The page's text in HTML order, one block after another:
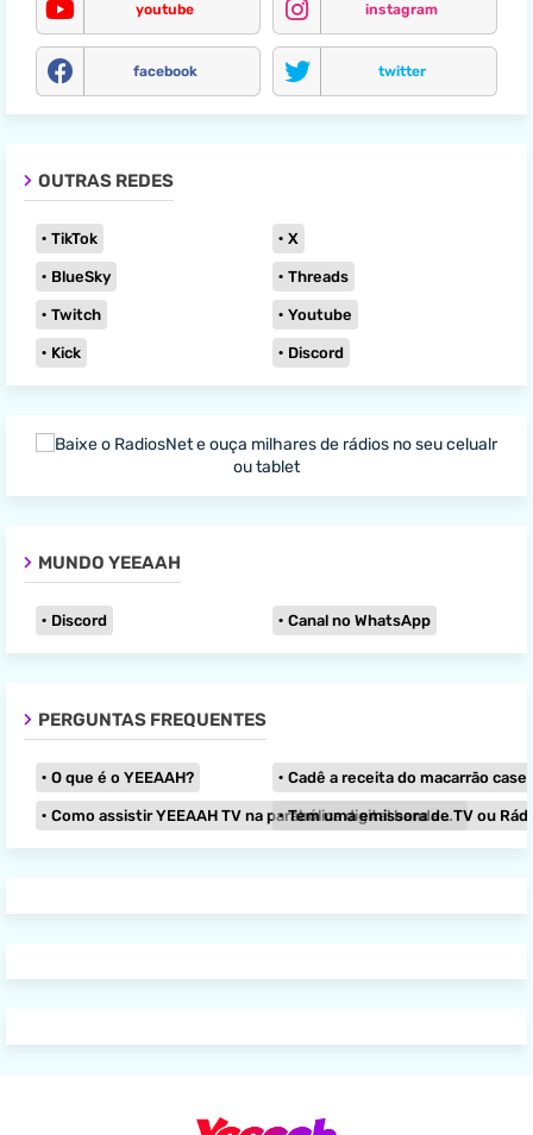
youtube instagram
facebook twitter
OUTRAS REDES
TikTok X
BlueSky Threads
Twitch Youtube
Kick Discord
MUNDO YEEAAH
Discord Canal no WhatsApp
PERGUNTAS FREQUENTES
O que é o YEEAAH? Cadê a receita do macarrão caseiro
Como assistir YEEAAH TV na parabólica digital banda KU?
Tem uma emissora de TV ou Rádio